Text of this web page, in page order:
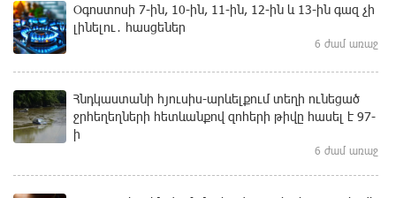
Օգոստոսի 7-ին, 10-ին, 11-ին, 12-ին և 13-ին գազ չի
լինելու․ հասցեներ
6 ժամ առաջ
Հնդկաստանի հյուսիս-արևելքում տեղի ունեցած
ջրհեղեղների հետևանքով զոհերի թիվը հասել է 97-
ի
6 ժամ առաջ